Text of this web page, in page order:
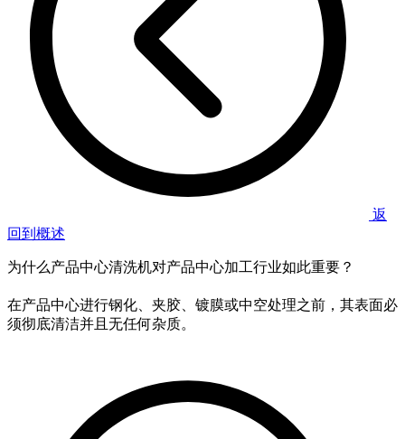
返
回到概述
为什么产品中心清洗机对产品中心加工行业如此重要？
在产品中心进行钢化、夹胶、镀膜或中空处理之前，其表面必
须彻底清洁并且无任何杂质。